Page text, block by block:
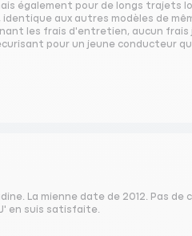
également pour de longs trajets
aux autres modèles de
les frais d'entretien, aucun
pour un jeune conducteur
La mienne date de 2012. Pas de
en suis satisfaite.